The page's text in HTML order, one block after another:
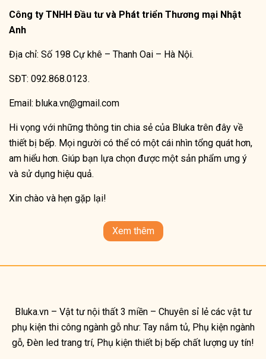
Công ty TNHH Đầu tư và Phát triển Thương mại Nhật
Anh
Địa chỉ: Số 198 Cự khê – Thanh Oai – Hà Nội.
SĐT: 092.868.0123.
Email: bluka.vn@gmail.com
Hi vọng với những thông tin chia sẻ của Bluka trên đây về
thiết bị bếp. Mọi người có thể có một cái nhìn tổng quát hơn,
am hiểu hơn. Giúp bạn lựa chọn được một sản phẩm ưng ý
và sử dụng hiệu quả.
Xin chào và hẹn gặp lại!
Xem thêm
Bluka.vn – Vật tư nội thất 3 miền – Chuyên sỉ lẻ các vật tư
phụ kiện thi công ngành gỗ như: Tay nắm tủ, Phụ kiện ngành
gỗ, Đèn led trang trí, Phụ kiện thiết bị bếp chất lượng uy tín!